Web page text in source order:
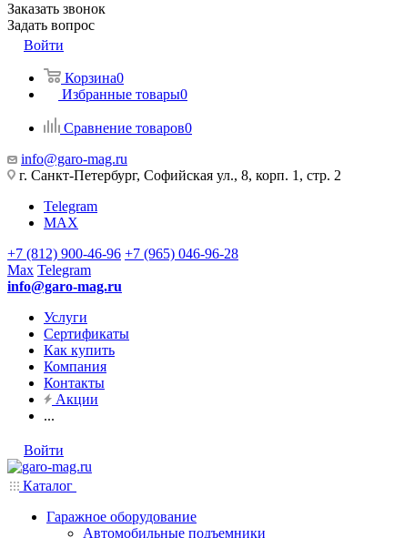
Заказать звонок
Задать вопрос
Войти
Корзина0
Избранные товары0
Сравнение товаров0
info@garo-mag.ru
г. Санкт-Петербург, Софийская ул., 8, корп. 1, стр. 2
Telegram
MAX
+7 (812) 900-46-96 +7 (965) 046-96-28
Max Telegram
info@garo-mag.ru
Услуги
Сертификаты
Как купить
Компания
Контакты
Акции
...
Войти
Каталог
Гаражное оборудование
Автомобильные подъемники